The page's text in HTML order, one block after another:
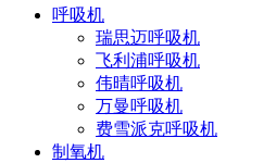
呼吸机
瑞思迈呼吸机
飞利浦呼吸机
伟晴呼吸机
万曼呼吸机
费雪派克呼吸机
制氧机